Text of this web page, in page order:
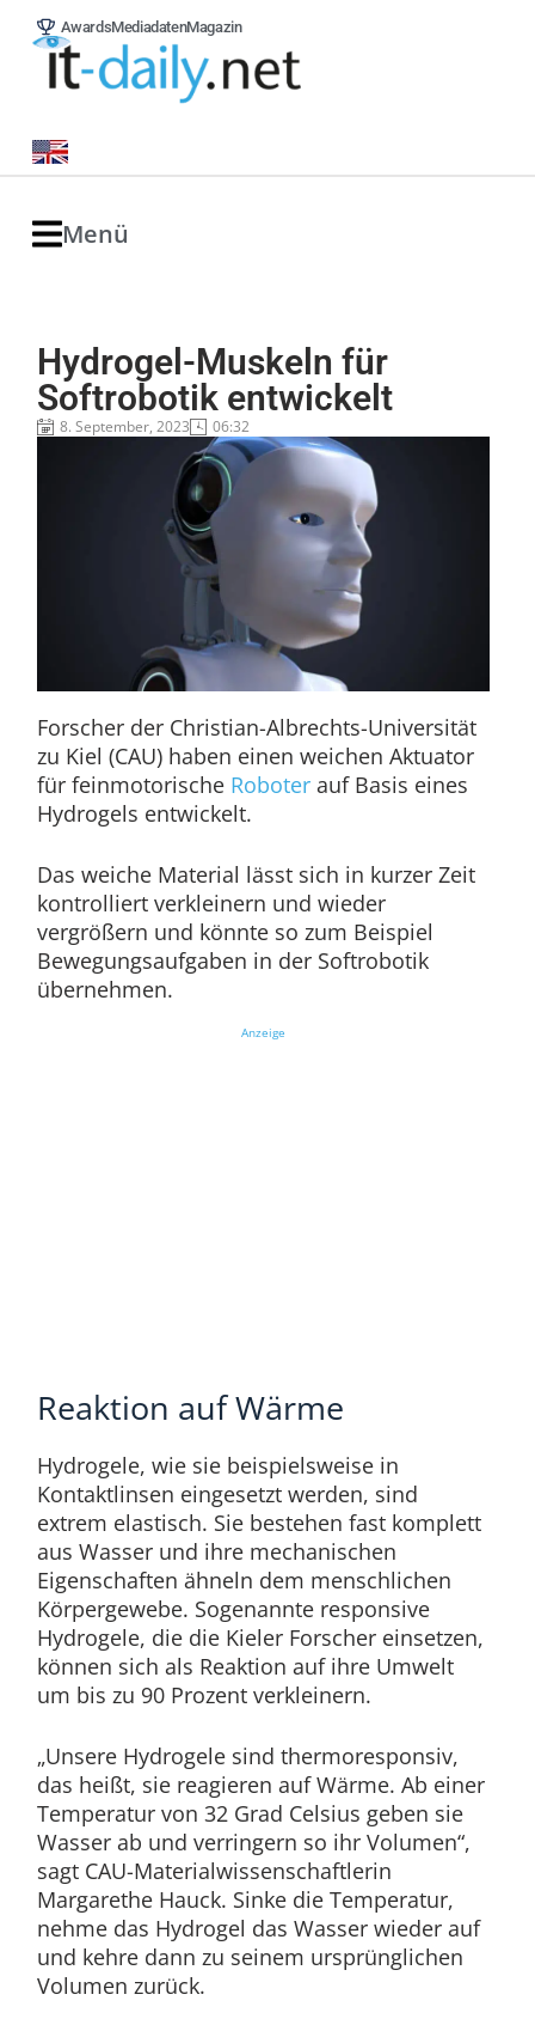
AwardsMediadatenMagazin
Menü
Hydrogel-Muskeln für
Softrobotik entwickelt
8. September, 2023 06:32
Forscher der Christian-Albrechts-Universität
zu Kiel (CAU) haben einen weichen Aktuator
für feinmotorische Roboterauf Basis eines
Hydrogels entwickelt.
Das weiche Material lässt sich in kurzer Zeit
kontrolliert verkleinern und wieder
vergrößern und könnte so zum Beispiel
Bewegungsaufgaben in der Softrobotik
übernehmen.
Anzeige
Reaktion auf Wärme
Hydrogele, wie sie beispielsweise in
Kontaktlinsen eingesetzt werden, sind
extrem elastisch. Sie bestehen fast komplett
aus Wasser und ihre mechanischen
Eigenschaften ähneln dem menschlichen
Körpergewebe. Sogenannte responsive
Hydrogele, die die Kieler Forscher einsetzen,
können sich als Reaktion auf ihre Umwelt
um bis zu 90 Prozent verkleinern.
„Unsere Hydrogele sind thermoresponsiv,
das heißt, sie reagieren auf Wärme. Ab einer
Temperatur von 32 Grad Celsius geben sie
Wasser ab und verringern so ihr Volumen“,
sagt CAU-Materialwissenschaftlerin
Margarethe Hauck. Sinke die Temperatur,
nehme das Hydrogel das Wasser wieder auf
und kehre dann zu seinem ursprünglichen
Volumen zurück.